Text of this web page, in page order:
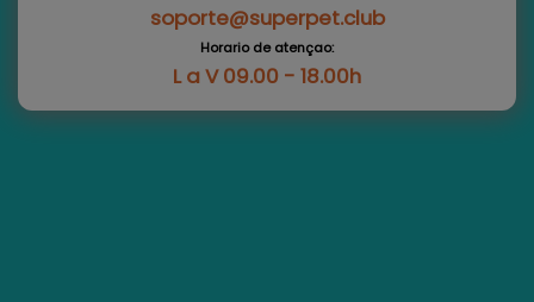
soporte@superpet.club
Horario de atençao:
L a V 09.00 - 18.00h